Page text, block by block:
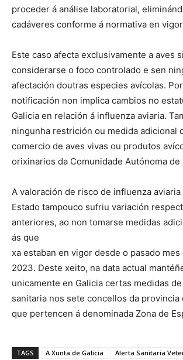
proceder á análise laboratorial,
cadáveres conforme á normativa en
Este caso afecta exclusivamente a aves
considerarse o foco controlado e sen
afectación doutras especies avícolas.
notificación non implica cambios no
Galicia en relación á influenza aviaria.
ningunha restrición ou medida adicional
comercio de aves vivas ou produtos
orixinarios da Comunidade Autónoma de
A valoración de risco de influenza aviaria
Estado tampouco sufriu variación
anteriores, ao non tomarse medidas
ás que
xa estaban en vigor desde o pasado mes
2023. Deste xeito, na data actual
unicamente en Galicia certas medidas
sanitaria nos sete concellos da provincia
que pertencen á denominada Zona de
TAGS A Xunta de Galicia
Alerta Sanitaria